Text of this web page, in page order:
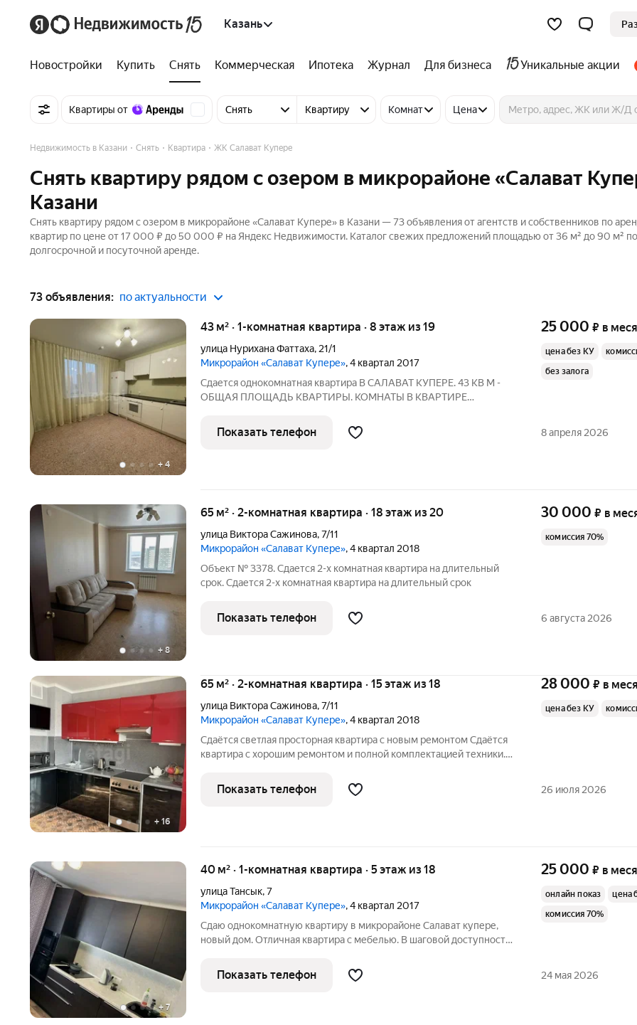
Казань
Новостройки Купить Снять Коммерческая Ипотека Журнал Для бизнеса Уникальные акции
Квартиры от Снять Квартиру Комнат Цена
Недвижимость в Казани Снять Квартира ЖК Салават Купере
Снять квартиру рядом с озером в микрорайоне «Салават
Казани
Снять квартиру рядом с озером в микрорайоне «Салават Купере» в Казани — 73 объявления от агентств и собственников по
квартир по цене от 17 000 ₽ до 50 000 ₽ на Яндекс Недвижимости. Каталог свежих предложений площадью от 36 м² до 90 м² по
долгосрочной и посуточной аренде.
73 объявления: по актуальности
+ 4
43 м² · 1-комнатная квартира · 8 этаж из 19
улица Нурихана Фаттаха, 21/1
Микрорайон «Салават Купере», 4 квартал 2017
Сдается однокомнатная квартира В САЛАВАТ КУПЕРЕ. 43 КВ М -
ОБЩАЯ ПЛОЩАДЬ КВАРТИРЫ. КОМНАТЫ В КВАРТИРЕ
3655072
25 000 ₽ в
цена без КУ
без залога
Показать телефон 8 апреля 2026
+ 8
65 м² · 2-комнатная квартира · 18 этаж из 20
улица Виктора Сажинова,7/11
Микрорайон «Салават Купере», 4 квартал 2018
Объект № 3378. Сдается 2-х комнатная квартира на длительный
срок. Сдается 2-х комнатная квартира на длительный срок
30 000 ₽ в
комиссия 70%
Показать телефон 6 августа 2026
+ 16
65 м² · 2-комнатная квартира · 15 этаж из 18
улица Виктора Сажинова,7/11
Микрорайон «Салават Купере», 4 квартал 2018
Сдаётся светлая просторная квартира с новым ремонтом Сдаётся
квартира с хорошим ремонтом и полной комплектацией техники.
-кухня 15 м идеально для семейных обедов и встреч с друзьями;
28 000 ₽ в
цена без КУ
Показать телефон 26 июля 2026
+ 7
40 м² · 1-комнатная квартира · 5 этаж из 18
улица Тансык,7
Микрорайон «Салават Купере», 4 квартал 2017
Сдаю однокомнатную квартиру в микрорайоне Салават купере,
новый дом. Отличная квартира с мебелью. В шаговой доступности
Заречье, Нурихана Фаттаха, Осиновская, Спортивная.
25 000 ₽ в
онлайн показ
цена
комиссия 70%
Показать телефон 24 мая 2026